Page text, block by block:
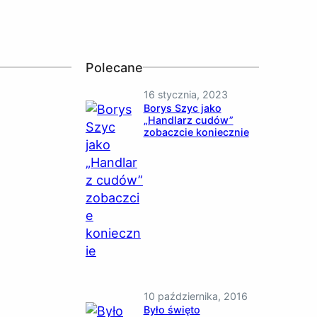
Polecane
16 stycznia, 2023
Borys Szyc jako
„Handlarz cudów”
zobaczcie koniecznie
10 października, 2016
Było święto